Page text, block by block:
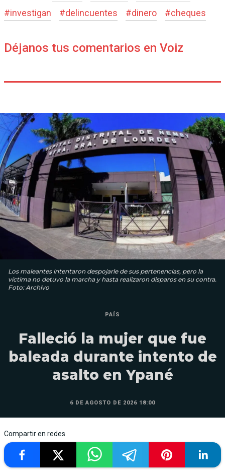
#investigan #delincuentes #dinero #cheques
Déjanos tus comentarios en Voiz
Los maleantes intentaron despojarle de sus pertenencias, pero la
víctima no detuvo la marcha y hasta realizaron disparos en su contra.
Foto: Archivo
PAÍS
Falleció la mujer que fue
baleada durante intento de
asalto en Ypané
6 DE AGOSTO DE 2026 18:00
Compartir en redes